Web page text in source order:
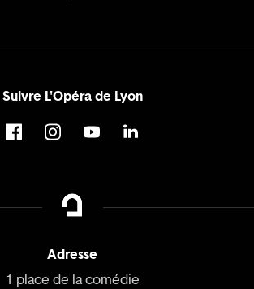
Suivre L'Opéra de Lyon
Adresse
1 place de la comédie